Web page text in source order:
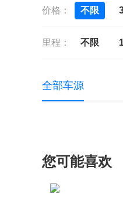
价格： 不限
里程： 不限
全部车源
您可能喜欢